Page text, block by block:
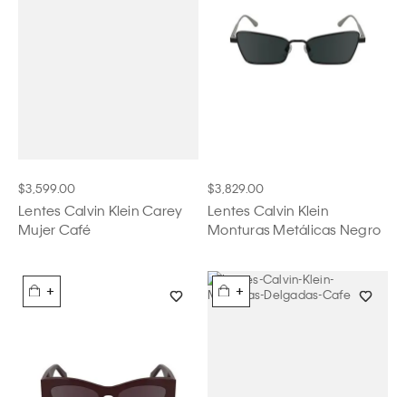
$3,599.00
Lentes Calvin Klein Carey
Mujer Café
$3,829.00
Lentes Calvin Klein
Monturas Metálicas Negro
+ +